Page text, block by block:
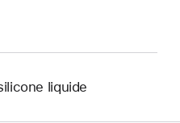
liquide